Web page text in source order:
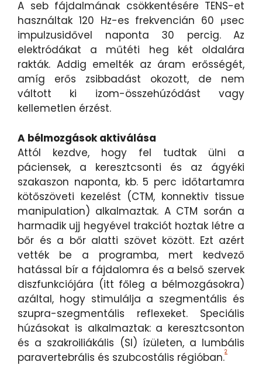
A seb fájdalmának csökkentésére TENS-et
használtak 120 Hz-es frekvencián 60 μsec
impulzusidővel naponta 30 percig. Az
elektródákat a műtéti heg két oldalára
rakták. Addig emelték az áram erősségét,
amíg erős zsibbadást okozott, de nem
váltott ki izom-összehúzódást vagy
kellemetlen érzést.
A bélmozgások aktiválása
Attól kezdve, hogy fel tudtak ülni a
páciensek, a keresztcsonti és az ágyéki
szakaszon naponta, kb. 5 perc időtartamra
kötőszöveti kezelést (CTM, konnektiv tissue
manipulation) alkalmaztak. A CTM során a
harmadik ujj hegyével trakciót hoztak létre a
bőr és a bőr alatti szövet között. Ezt azért
vették be a programba, mert kedvező
hatással bír a fájdalomra és a belső szervek
diszfunkciójára (itt főleg a bélmozgásokra)
azáltal, hogy stimulálja a szegmentális és
szupra-szegmentális reflexeket. Speciális
húzásokat is alkalmaztak: a keresztcsonton
és a szakroiliákális (SI) ízületen, a lumbális
paravertebrális és szubcostális régióban.2